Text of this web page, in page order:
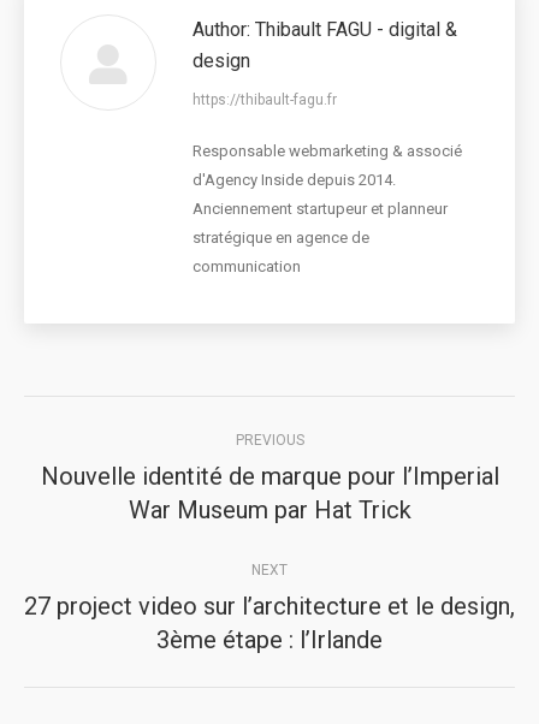
Author: Thibault FAGU - digital &
design
https://thibault-fagu.fr
Responsable webmarketing & associé
d'Agency Inside depuis 2014.
Anciennement startupeur et planneur
stratégique en agence de
communication
navigation
PREVIOUS
Previous
post:
Nouvelle identité de marque pour l’Imperial
War Museum par Hat Trick
NEXT
Next
post:
27 project video sur l’architecture et le design,
3ème étape : l’Irlande